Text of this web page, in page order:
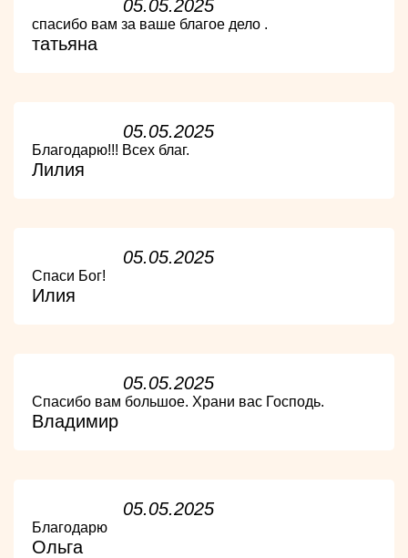
05.05.2025
спасибо вам за ваше благое дело .
татьяна
05.05.2025
Благодарю!!! Всех благ.
Лилия
05.05.2025
Спаси Бог!
Илия
05.05.2025
Спасибо вам большое. Храни вас Господь.
Владимир
05.05.2025
Благодарю
Ольга